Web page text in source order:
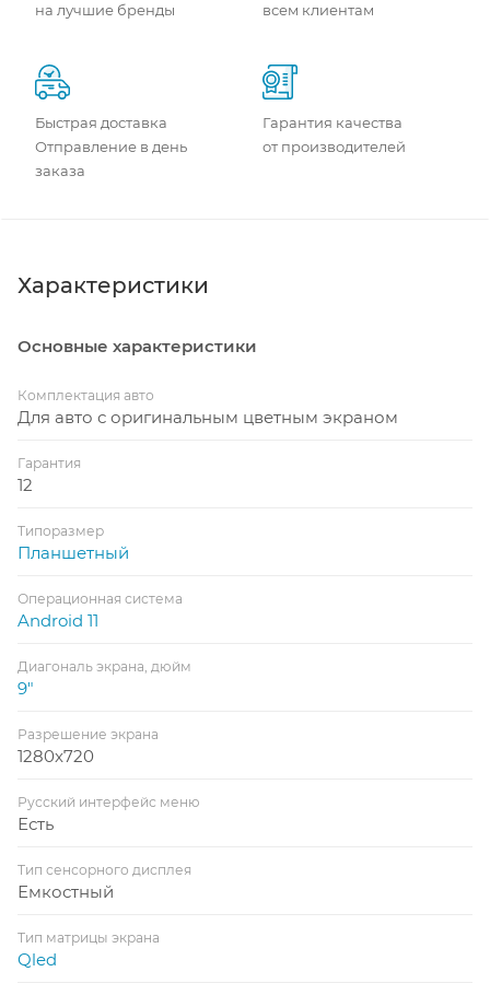
на лучшие бренды
всем клиентам
Быстрая доставка
Отправление в день
заказа
Гарантия качества
от производителей
Характеристики
Основные характеристики
Комплектация авто
Для авто с оригинальным цветным экраном
Гарантия
12
Типоразмер
Планшетный
Операционная система
Android 11
Диагональ экрана, дюйм
9"
Разрешение экрана
1280x720
Русский интерфейс меню
Есть
Тип сенсорного дисплея
Емкостный
Тип матрицы экрана
Qled